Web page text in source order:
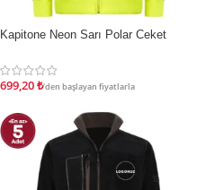
İNDIRIM
Kapitone Neon Sarı Polar Ceket
699,20₺'den başlayan fiyatlarla